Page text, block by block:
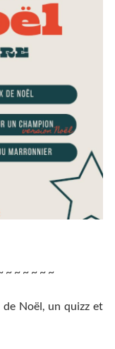
~ ~ ~ ~ ~ ~
Noël, un quizz et